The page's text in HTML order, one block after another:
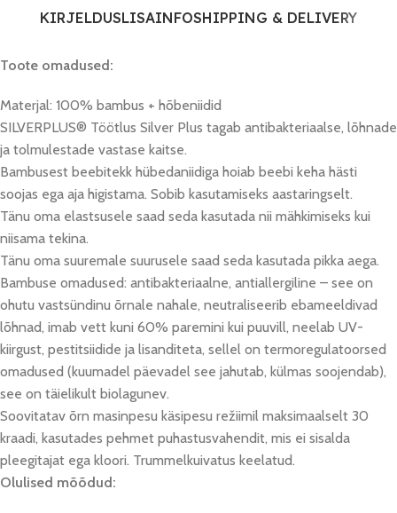
KIRJELDUSLISAINFOSHIPPING & DELIVERY
Toote omadused:
Materjal: 100% bambus + hõbeniidid
SILVERPLUS® Töötlus Silver Plus tagab antibakteriaalse, lõhnade
ja tolmulestade vastase kaitse.
Bambusest beebitekk hübedaniidiga hoiab beebi keha hästi
soojas ega aja higistama. Sobib kasutamiseks aastaringselt.
Tänu oma elastsusele saad seda kasutada nii mähkimiseks kui
niisama tekina.
Tänu oma suuremale suurusele saad seda kasutada pikka aega.
Bambuse omadused: antibakteriaalne, antiallergiline – see on
ohutu vastsündinu õrnale nahale, neutraliseerib ebameeldivad
lõhnad, imab vett kuni 60% paremini kui puuvill, neelab UV-
kiirgust, pestitsiidide ja lisanditeta, sellel on termoregulatoorsed
omadused (kuumadel päevadel see jahutab, külmas soojendab),
see on täielikult biolagunev.
Soovitatav õrn masinpesu käsipesu režiimil maksimaalselt 30
kraadi, kasutades pehmet puhastusvahendit, mis ei sisalda
pleegitajat ega kloori. Trummelkuivatus keelatud.
Olulised mõõdud: